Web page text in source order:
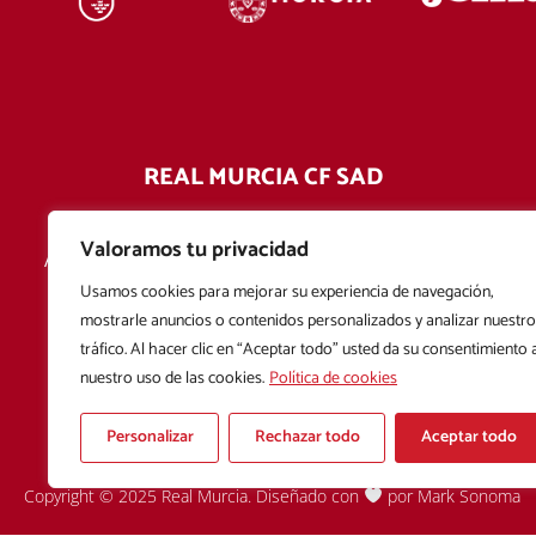
Valoramos tu privacidad
Usamos cookies para mejorar su experiencia de navegación,
mostrarle anuncios o contenidos personalizados y analizar nuestro
tráfico. Al hacer clic en “Aceptar todo” usted da su consentimiento
nuestro uso de las cookies.Política de cookies
Personalizar Rechazar todo Aceptar todo
REAL MURCIA CF SAD
Avda. de la Afición del Real Murcia CF S/N 30110 -
Churra - Murcia
968 242 812
Copyright © 2025 Real Murcia. Diseñado con porMark Sonoma